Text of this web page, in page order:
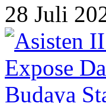
28 Juli